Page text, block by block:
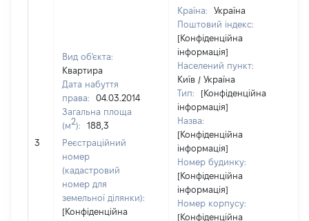
3
Вид об'єкта:
Квартира
Дата набуття
права:
04.03.2014
Загальна площа
(м2):
188,3
Реєстраційний
номер
(кадастровий
номер для
земельної ділянки):
[Конфіденційна
Країна:
Україна
Поштовий індекс:
[Конфіденційна
інформація]
Населений пункт:
Київ / Україна
Тип:
[Конфіденційна
інформація]
Назва:
[Конфіденційна
інформація]
Номер будинку:
[Конфіденційна
інформація]
Номер корпусу:
[Конфіденційна